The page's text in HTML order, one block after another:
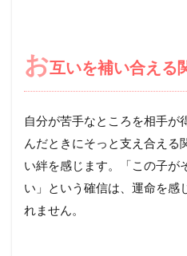
お互いを補い合える
自分が苦手なところを相手が
んだときにそっと支え合える
い絆を感じます。「この子が
い」という確信は、運命を感
れません。